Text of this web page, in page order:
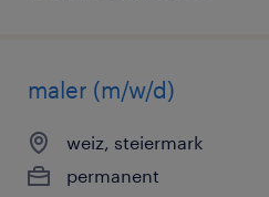
maler (m/w/d)
weiz, steiermark
permanent